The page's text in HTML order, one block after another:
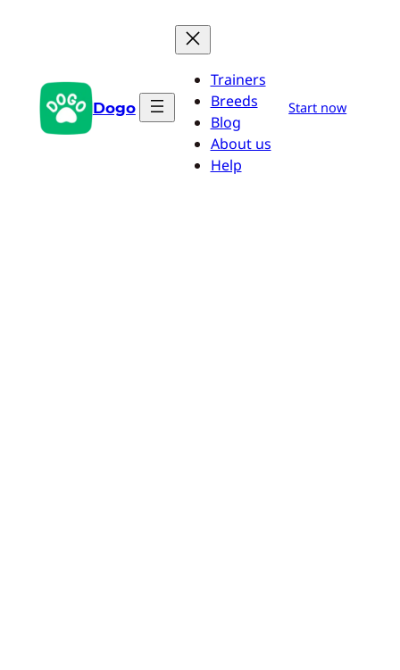
Dogo
Trainers
Breeds
Blog
About us
Help
Start now